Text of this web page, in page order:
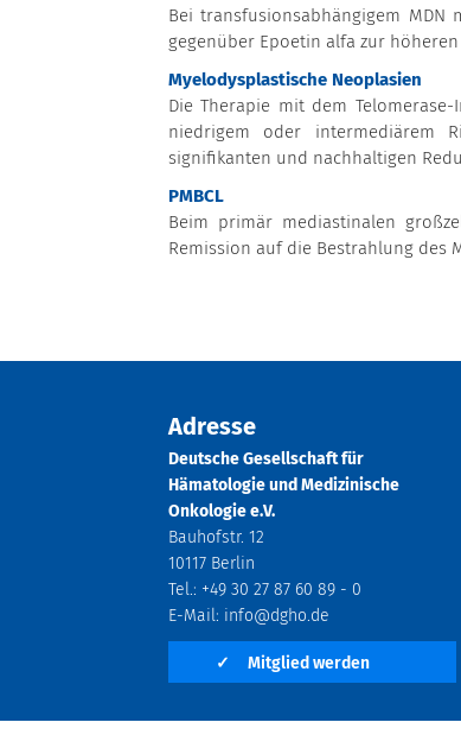
Bei transfusionsabhängigem
gegenüber Epoetin alfa zur
Myelodysplastische Neoplasien
Die Therapie mit dem
niedrigem oder intermediärem
signifikanten und nachhaltigen
PMBCL
Beim primär mediastinalen
Remission auf die Bestrahlung des
Adresse
Deutsche Gesellschaft für
Hämatologie und Medizinische
Onkologie e.V.
Bauhofstr. 12
10117 Berlin
Tel.: +49 30 27 87 60 89 - 0
E-Mail: info@dgho.de
✓ Mitglied werden